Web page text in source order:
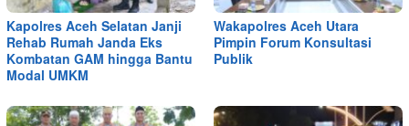
Kapolres Aceh Selatan Janji
Rehab Rumah Janda Eks
Kombatan GAM hingga Bantu
Modal UMKM
Wakapolres Aceh Utara
Pimpin Forum Konsultasi
Publik